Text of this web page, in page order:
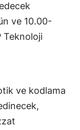
ve 10.00-
Teknoloji
ve kodlama